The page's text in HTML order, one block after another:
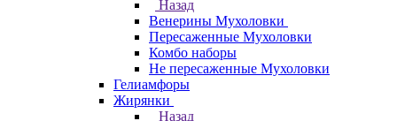
Назад
Венерины Мухоловки
Пересаженные Мухоловки
Комбо наборы
Не пересаженные Мухоловки
Гелиамфоры
Жирянки
Назад